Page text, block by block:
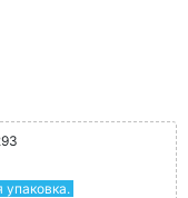
упаковка.